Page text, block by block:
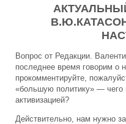
Экономика современной
Вопрос от Редакции.
последнее время говорим о
прокомментируйте,
«большую политику» — чего
активизацией?
Действительно, нам нужно